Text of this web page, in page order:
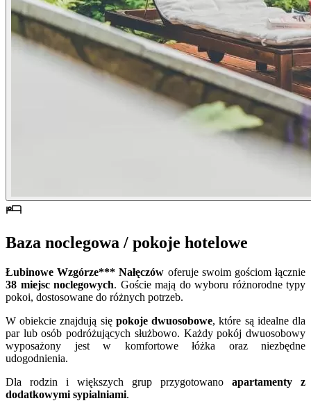
Baza noclegowa / pokoje hotelowe
Łubinowe Wzgórze*** Nałęczów oferuje swoim gościom łącznie
38 miejsc noclegowych. Goście mają do wyboru różnorodne typy
pokoi, dostosowane do różnych potrzeb.
W obiekcie znajdują się pokoje dwuosobowe, które są idealne dla
par lub osób podróżujących służbowo. Każdy pokój dwuosobowy
wyposażony jest w komfortowe łóżka oraz niezbędne
udogodnienia.
Dla rodzin i większych grup przygotowano apartamenty z
dodatkowymi sypialniami.